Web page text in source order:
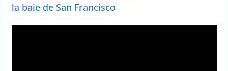
la baie de San Francisco